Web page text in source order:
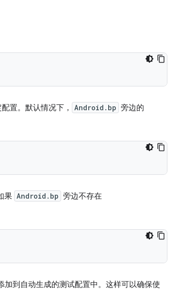
置。默认情况下， Android.bp 旁边的
果 Android.bp 旁边不存在
到自动生成的测试配置中。这样可以确保使